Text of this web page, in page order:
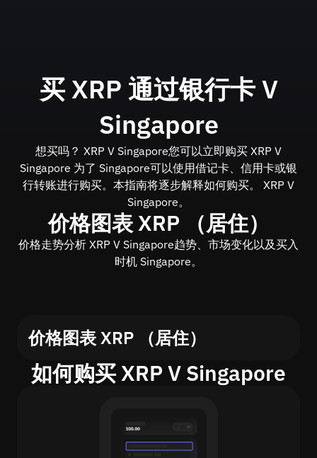
买 XRP 通过银行卡V
Singapore
想买吗？ XRP V Singapore您可以立即购买 XRP V
Singapore 为了 Singapore可以使用借记卡、信用卡或银
行转账进行购买。本指南将逐步解释如何购买。 XRP V
Singapore。
价格图表 XRP （居住）
价格走势分析 XRP V Singapore趋势、市场变化以及买入
时机 Singapore。
价格图表 XRP （居住）
如何购买 XRP V Singapore